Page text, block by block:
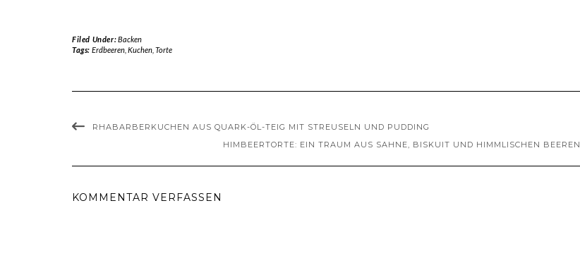
Filed Under:Backen
Tags: Erdbeeren, Kuchen, Torte
RHABARBERKUCHEN AUS QUARK-ÖL-TEIG MIT STREUSELN UND PUDDING
HIMBEERTORTE: EIN TRAUM AUS SAHNE, BISKUIT UND HIMMLISCHEN BEEREN
KOMMENTAR VERFASSEN